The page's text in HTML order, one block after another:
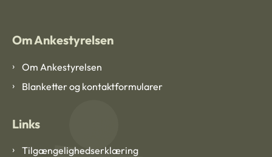
Om Ankestyrelsen
Om Ankestyrelsen
Blanketter og kontaktformularer
Links
Tilgængelighedserklæring